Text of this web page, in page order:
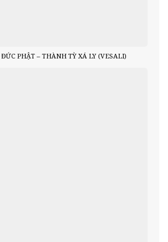
PHẬT – THÀNH TỲ XÁ LY (VESALI)